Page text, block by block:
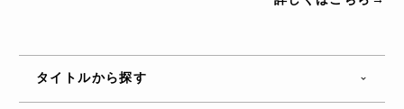
タイトルから探す